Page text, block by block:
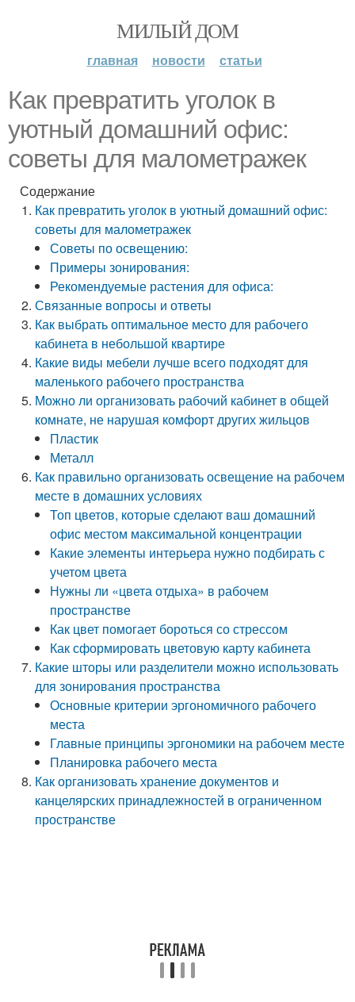
МИЛЫЙ ДОМ
главная новости статьи
Как превратить уголок в
уютный домашний офис:
советы для малометражек
Содержание
Как превратить уголок в уютный домашний офис:
советы для малометражек
Советы по освещению:
Примеры зонирования:
Рекомендуемые растения для офиса:
Связанные вопросы и ответы
Как выбрать оптимальное место для рабочего
кабинета в небольшой квартире
Какие виды мебели лучше всего подходят для
маленького рабочего пространства
Можно ли организовать рабочий кабинет в общей
комнате, не нарушая комфорт других жильцов
Пластик
Металл
Как правильно организовать освещение на рабочем
месте в домашних условиях
Топ цветов, которые сделают ваш домашний
офис местом максимальной концентрации
Какие элементы интерьера нужно подбирать с
учетом цвета
Нужны ли «цвета отдыха» в рабочем
пространстве
Как цвет помогает бороться со стрессом
Как сформировать цветовую карту кабинета
Какие шторы или разделители можно использовать
для зонирования пространства
Основные критерии эргономичного рабочего
места
Главные принципы эргономики на рабочем месте
Планировка рабочего места
Как организовать хранение документов и
канцелярских принадлежностей в ограниченном
пространстве